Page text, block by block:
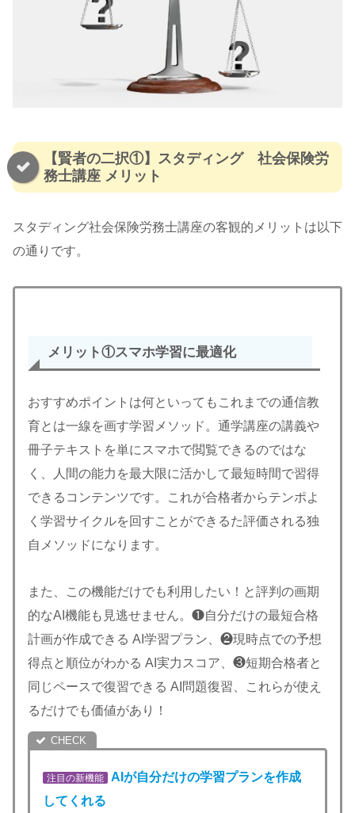
【賢者の二択①】スタディング 社会保険労
務士講座 メリット
スタディング社会保険労務士講座の客観的メリットは以下
の通りです。
メリット①スマホ学習に最適化
おすすめポイントは何といってもこれまでの通信教
育とは一線を画す学習メソッド。通学講座の講義や
冊子テキストを単にスマホで閲覧できるのではな
く、人間の能力を最大限に活かして最短時間で習得
できるコンテンツです。これが合格者からテンポよ
く学習サイクルを回すことができるた評価される独
自メソッドになります。
また、この機能だけでも利用したい！と評判の画期
的なAI機能も見逃せません。❶自分だけの最短合格
計画が作成できる AI学習プラン、❷現時点での予想
得点と順位がわかる AI実力スコア、❸短期合格者と
同じペースで復習できる AI問題復習、これらが使え
るだけでも価値があり！
注目の新機能
AIが自分だけの学習プランを作成
してくれる